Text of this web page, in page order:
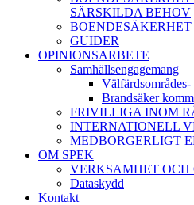
SÄRSKILDA BEHOV
GUIDER
OPINIONSARBETE
Samhällsengagemang
Brandsäker
FRIVILLIGA INOM
INTERNATIONELL
MEDBORGERLIGT
OM SPEK
VERKSAMHET OCH
Dataskydd
Kontakt